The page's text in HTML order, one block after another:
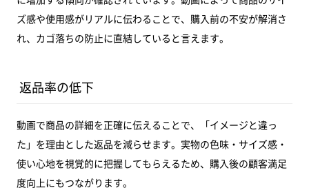
ズ感や使用感がリアルに伝わることで、購入前の不安が解消さ
れ、カゴ落ちの防止に直結していると言えます。
返品率の低下
動画で商品の詳細を正確に伝えることで、「イメージと違っ
た」を理由とした返品を減らせます。実物の色味・サイズ感・
使い心地を視覚的に把握してもらえるため、購入後の顧客満足
度向上にもつながります。